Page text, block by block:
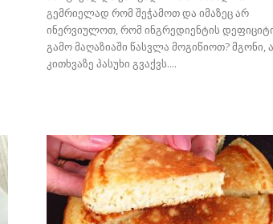
გემრიელად რომ შეჭამოთ და იმაზეც არ
ინერვიულოთ, რომ ინგრედიენტის
გამო მაღაზიაში წასვლა მოგიწიოთ? მგონი,
კითხვაზე პასუხი გვაქვს....